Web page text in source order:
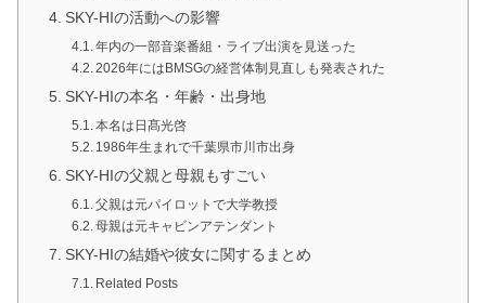
SKY-HIの活動への影響
年内の一部音楽番組・ライブ出演を見送った
2026年にはBMSGの経営体制見直しも発表された
SKY-HIの本名・年齢・出身地
本名は日髙光啓
1986年生まれで千葉県市川市出身
SKY-HIの父親と母親もすごい
父親は元パイロットで大学教授
母親は元キャビンアテンダント
SKY-HIの結婚や彼女に関するまとめ
Related Posts